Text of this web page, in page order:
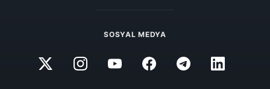
SOSYAL MEDYA